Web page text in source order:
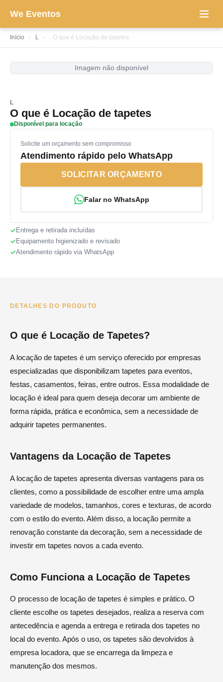
We Eventos
Início › L › O que é Locação de tapetes
Imagem não disponível
L
O que é Locação de tapetes
Disponível para locação
Solicite um orçamento sem compromisso
Atendimento rápido pelo WhatsApp
SOLICITAR ORÇAMENTO
Falar no WhatsApp
Entrega e retirada incluídas
Equipamento higienizado e revisado
Atendimento rápido via WhatsApp
DETALHES DO PRODUTO
O que é Locação de Tapetes?
A locação de tapetes é um serviço oferecido por empresas
especializadas que disponibilizam tapetes para eventos,
festas, casamentos, feiras, entre outros. Essa modalidade de
locação é ideal para quem deseja decorar um ambiente de
forma rápida, prática e econômica, sem a necessidade de
adquirir tapetes permanentes.
Vantagens da Locação de Tapetes
A locação de tapetes apresenta diversas vantagens para os
clientes, como a possibilidade de escolher entre uma ampla
variedade de modelos, tamanhos, cores e texturas, de acordo
com o estilo do evento. Além disso, a locação permite a
renovação constante da decoração, sem a necessidade de
investir em tapetes novos a cada evento.
Como Funciona a Locação de Tapetes
O processo de locação de tapetes é simples e prático. O
cliente escolhe os tapetes desejados, realiza a reserva com
antecedência e agenda a entrega e retirada dos tapetes no
local do evento. Após o uso, os tapetes são devolvidos à
empresa locadora, que se encarrega da limpeza e
manutenção dos mesmos.